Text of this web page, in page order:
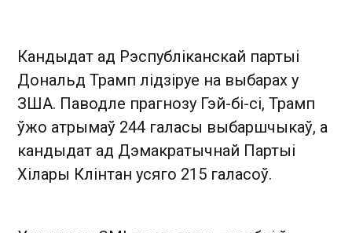
Кандыдат ад Рэспубліканскай партыі
Дональд Трамп лідзіруе на выбарах у
ЗША. Паводле прагнозу Гэй-бі-сі, Трамп
ўжо атрымаў 244 галасы выбаршчыкаў, а
кандыдат ад Дэмакратычнай Партыі
Хілары Клінтан усяго 215 галасоў.